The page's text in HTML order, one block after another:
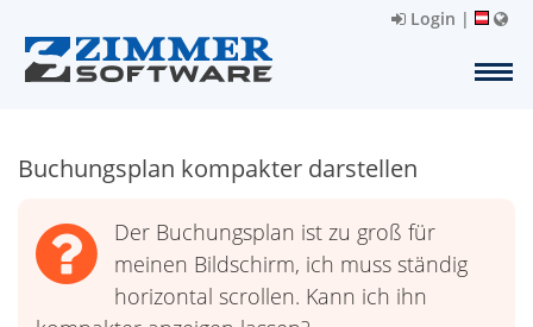
Login |
Buchungsplan kompakter darstellen
Der Buchungsplan ist zu groß für
meinen Bildschirm, ich muss ständig
horizontal scrollen. Kann ich ihn